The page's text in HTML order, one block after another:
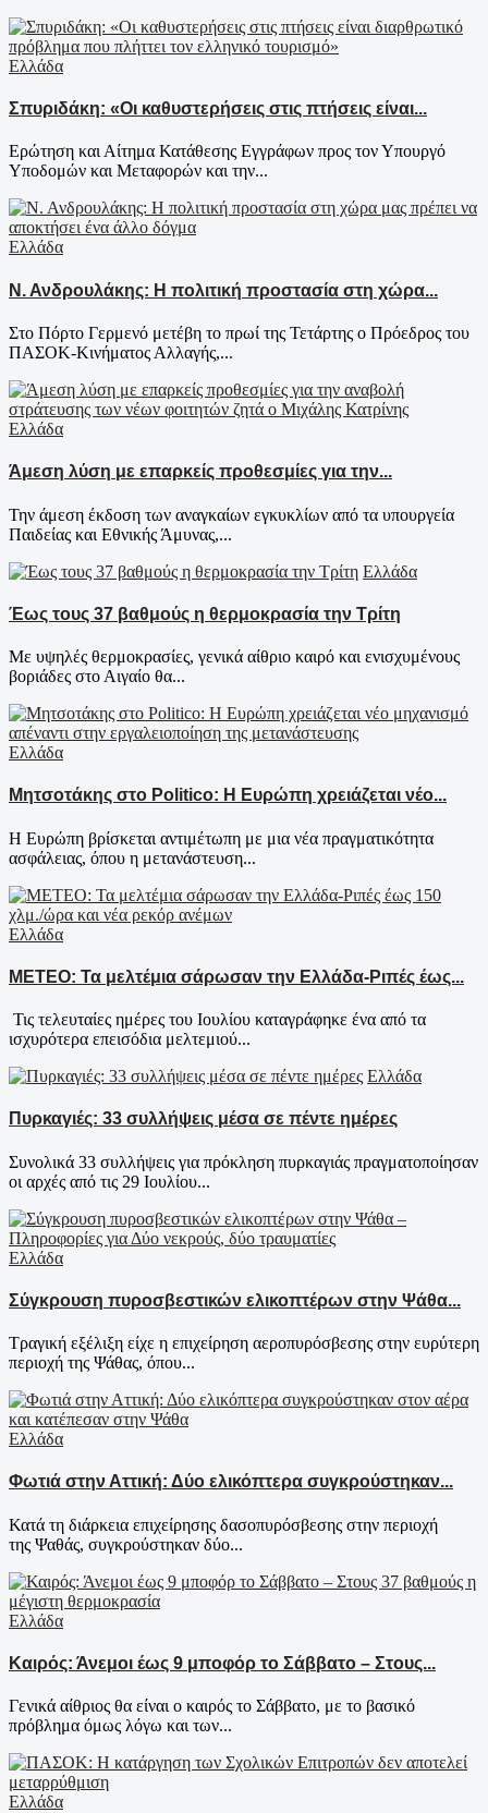
Ελλάδα
Σπυριδάκη: «Οι καθυστερήσεις στις πτήσεις είναι...
Ερώτηση και Αίτημα Κατάθεσης Εγγράφων προς τον Υπουργό
Υποδομών και Μεταφορών και την...
Ελλάδα
Ν. Ανδρουλάκης: Η πολιτική προστασία στη χώρα...
Στο Πόρτο Γερμενό μετέβη το πρωί της Τετάρτης ο Πρόεδρος του
ΠΑΣΟΚ-Κινήματος Αλλαγής,...
Ελλάδα
Άμεση λύση με επαρκείς προθεσμίες για την...
Την άμεση έκδοση των αναγκαίων εγκυκλίων από τα υπουργεία
Παιδείας και Εθνικής Άμυνας,...
Ελλάδα
Έως τους 37 βαθμούς η θερμοκρασία την Τρίτη
Με υψηλές θερμοκρασίες, γενικά αίθριο καιρό και ενισχυμένους
βοριάδες στο Αιγαίο θα...
Ελλάδα
Μητσοτάκης στο Politico: Η Ευρώπη χρειάζεται νέο...
Η Ευρώπη βρίσκεται αντιμέτωπη με μια νέα πραγματικότητα
ασφάλειας, όπου η μετανάστευση...
Ελλάδα
ΜΕΤΕΟ: Τα μελτέμια σάρωσαν την Ελλάδα-Ριπές έως...
Τις τελευταίες ημέρες του Ιουλίου καταγράφηκε ένα από τα
ισχυρότερα επεισόδια μελτεμιού...
Ελλάδα
Πυρκαγιές: 33 συλλήψεις μέσα σε πέντε ημέρες
Συνολικά 33 συλλήψεις για πρόκληση πυρκαγιάς πραγματοποίησαν
οι αρχές από τις 29 Ιουλίου...
Ελλάδα
Σύγκρουση πυροσβεστικών ελικοπτέρων στην Ψάθα...
Τραγική εξέλιξη είχε η επιχείρηση αεροπυρόσβεσης στην ευρύτερη
περιοχή της Ψάθας, όπου...
Ελλάδα
Φωτιά στην Αττική: Δύο ελικόπτερα συγκρούστηκαν...
Κατά τη διάρκεια επιχείρησης δασοπυρόσβεσης στην περιοχή
της Ψαθάς, συγκρούστηκαν δύο...
Ελλάδα
Καιρός: Άνεμοι έως 9 μποφόρ το Σάββατο – Στους...
Γενικά αίθριος θα είναι ο καιρός το Σάββατο, με το βασικό
πρόβλημα όμως λόγω και των...
Ελλάδα